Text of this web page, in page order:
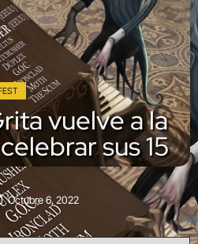
vuelve a la
sus 15
Octubre 6, 2022